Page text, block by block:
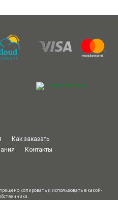
Как заказать
Контакты
копировать и использовать в какой-